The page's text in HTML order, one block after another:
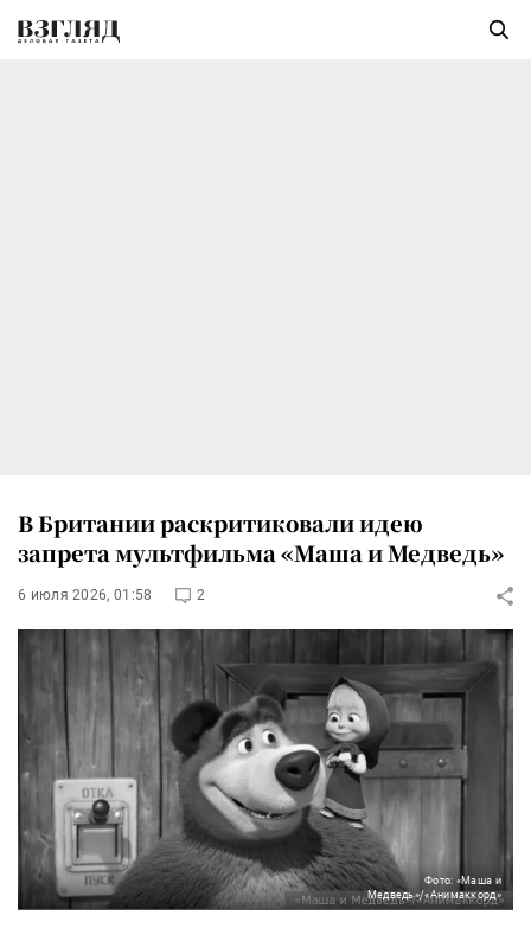
В Британии раскритиковали идею
запрета мультфильма «Маша и Медведь»
6 июля 2026, 01:58 2
Фото: «Маша и
Медведь»/«Анимаккорд»